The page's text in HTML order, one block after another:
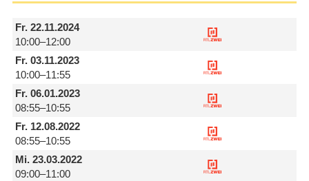
Fr.22.11.2024
10:00–12:00
Fr.03.11.2023
10:00–11:55
Fr.06.01.2023
08:55–10:55
Fr.12.08.2022
08:55–10:55
Mi.23.03.2022
09:00–11:00